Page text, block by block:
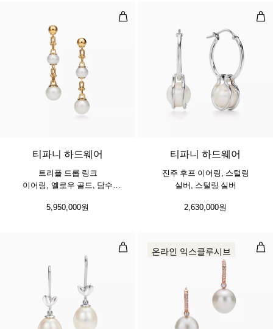
트리플 드롭 링크 이어링, 옐로우 골
티파니 하드웨어
트리플 드롭 링크
이어링, 옐로우 골드, 담수
5,950,000원
진
티파니 하드웨어
진주 후프 이어링, 스털링
실버, 스털링 실버
2,630,000원
올리브 리프 드롭 이어링 펄
온라인 익스클루시브